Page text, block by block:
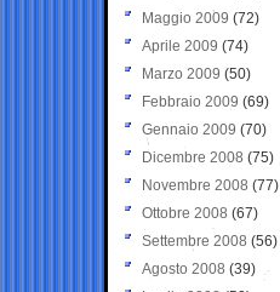
Maggio 2009 (72)
Aprile 2009 (74)
Marzo 2009 (50)
Febbraio 2009 (69)
Gennaio 2009 (70)
Dicembre 2008 (75)
Novembre 2008 (77)
Ottobre 2008 (67)
Settembre 2008 (56)
Agosto 2008 (39)